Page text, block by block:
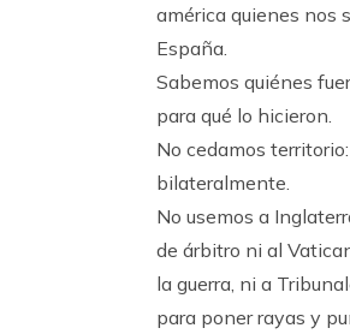
américa quienes nos
España.
Sabemos quiénes
para qué lo hicieron.
No cedamos
bilateralmente.
No usemos a
de árbitro ni al
la guerra, ni a
para poner rayas y